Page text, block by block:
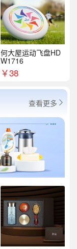
何大屋运动飞盘HD
W1716
￥38
查看更多 